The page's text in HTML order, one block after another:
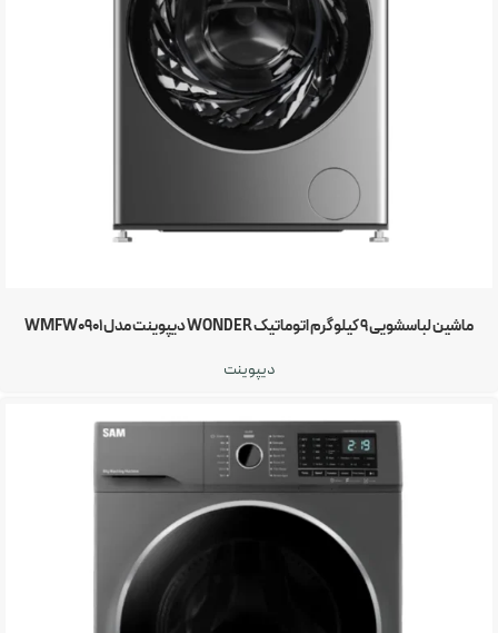
ماشین لباسشویی 9 کیلوگرم اتوماتیک WONDER دیپوینت مدل WMFW0901
دیپوینت